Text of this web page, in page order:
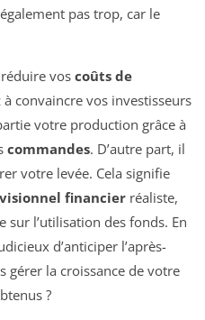
pas trop, car le
vos coûts de
à convaincre vos investisseurs
votre production grâce à
commandes. D’autre part, il
votre levée. Cela signifie
financier réaliste,
sur l’utilisation des fonds. En
d’anticiper l’après-
gérer la croissance de votre
?